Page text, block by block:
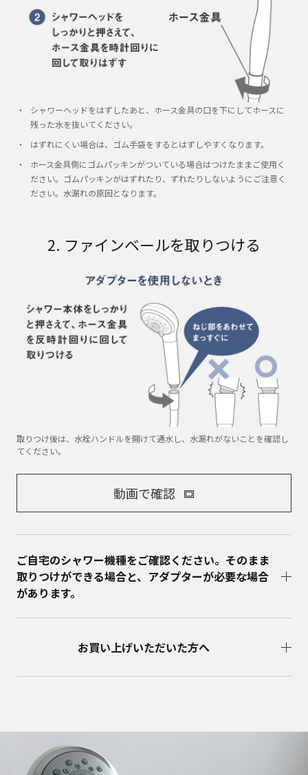
シャワーヘッドをはずしたあと、ホース金具の口を下にしてホースに
残った水を抜いてください。
はずれにくい場合は、ゴム手袋をするとはずしやすくなります。
ホース金具側にゴムパッキンがついている場合はつけたままご使用く
ださい。ゴムパッキンがはずれたり、ずれたりしないようにご注意く
ださい。水漏れの原因となります。
2. ファインベールを取りつける
取りつけ後は、水栓ハンドルを開けて通水し、水漏れがないことを確認し
てください。
動画で確認
ご自宅のシャワー機種をご確認ください。そのまま
取りつけができる場合と、アダプターが必要な場合
があります。
お買い上げいただいた方へ